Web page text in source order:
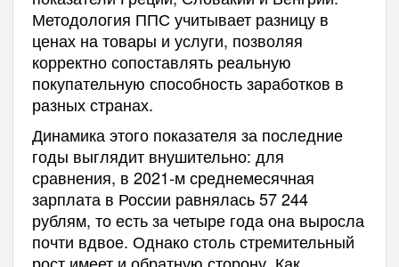
Методология ППС учитывает разницу в
ценах на товары и услуги, позволяя
корректно сопоставлять реальную
покупательную способность заработков в
разных странах.
Динамика этого показателя за последние
годы выглядит внушительно: для
сравнения, в 2021-м среднемесячная
зарплата в России равнялась 57 244
рублям, то есть за четыре года она выросла
почти вдвое. Однако столь стремительный